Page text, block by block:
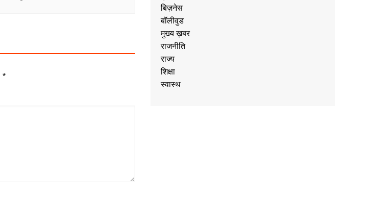
*
बिज़नेस
बॉलीवुड
मुख्य ख़बर
राजनीति
राज्य
शिक्षा
स्वास्थ